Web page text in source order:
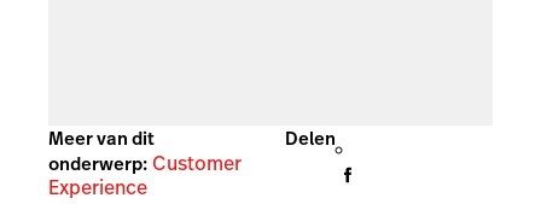
Meer van dit
onderwerp: Customer
Experience
Delen